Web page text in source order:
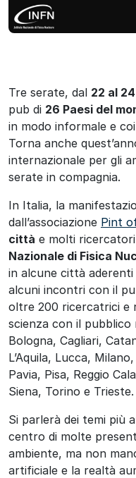
Tre serate, dal 22 al
pub di 26 Paesi del
in modo informale e
Torna anche
internazionale per gli
serate in compagnia.
In Italia, la
dall’associazione Pint
città e molti
Nazionale di Fisica
in alcune città aderenti
alcuni incontri con il
oltre 200 ricercatrici e
scienza con il pubblico
Bologna, Cagliari,
L’Aquila, Lucca,
Pavia, Pisa, Reggio
Siena, Torino e Trieste.
Si parlerà dei temi più
centro di molte
ambiente, ma non
artificiale e la realtà